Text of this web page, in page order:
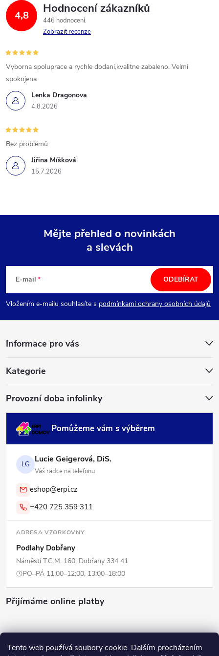
Tento web používá soubory cookie. Dalším procházením
4,8 Hodnocení zákazníků
446 hodnocení
Zobrazit recenze
Lenka Dragonova
4.8.2026
Vyborna spoluprace a rychle dodani,kvalitne zabaleno. Velmi
spokojena
Jiřina Míšková
15.7.2026
Bez problémů
p
a
Mějte přehled o novinkách
a slevách
E-mail
Vložením e-mailu souhlasíte s podmínkami ochrany osobních údajů
ODEBÍRAT
Informace pro vás
Kategorie
Provozní doba infolinky
Pomůžeme vám s výběrem
LG Lucie Geigerová, DiS.
Váš rádce na telefonu
eshop@erpi.cz
+420 725 359 311
ADRESA VZORKOVNY
Podlahy Dobřany
Náměstí T.G.M. 160, Dobřany 334 41
PO–PÁ 11:00–12:00, 13:00–18:00
Přijímáme online platby